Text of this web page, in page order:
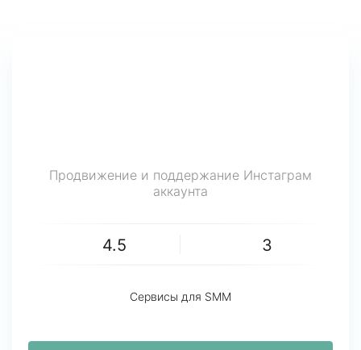
Продвижение и поддержание Инстаграм
аккаунта
4.5 3
Сервисы для SMM